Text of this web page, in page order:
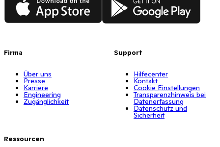
Firma
Über uns
Presse
Karriere
Engineering
Zugänglichkeit
Ressourcen
Support
Hilfecenter
Kontakt
Cookie Einstellungen
Transparenzhinweis bei
Datenerfassung
Datenschutz und
Sicherheit